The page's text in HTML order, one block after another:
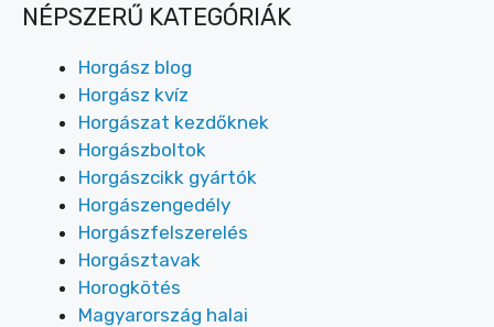
NÉPSZERŰ KATEGÓRIÁK
Horgász blog
Horgász kvíz
Horgászat kezdőknek
Horgászboltok
Horgászcikk gyártók
Horgászengedély
Horgászfelszerelés
Horgásztavak
Horogkötés
Magyarország halai